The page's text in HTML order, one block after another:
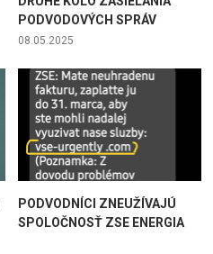
PODVODOVÝCH SPRÁV
08.05.2025
PODVODNÍCI ZNEUŽÍVAJÚ
SPOLOČNOSŤ ZSE ENERGIA